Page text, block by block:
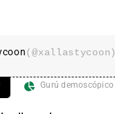
(@xallastycoon)
Gurú demoscópico